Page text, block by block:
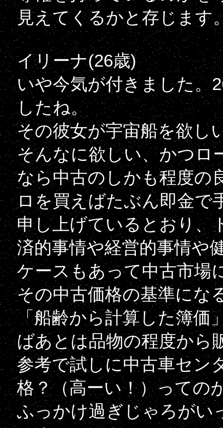
見えてくるかと存じます
イリーナ(26歳)
いや今気が付きました。
したね。
その彼女が宇宙船を欲し
そんなに欲しい、かつロ
なら中古のしかも程度の
ロを買えばたぶん即金で
申し上げているとおり、
済的事情や経営的事情や
ケースもあって中古市場
その中古価格の基準にな
「船齢から計算した簿価
ばあとは品物の程度から
参考で試しに中古車セン
格？（高ーい！）っての
ふっかけ過ぎじゃろがい